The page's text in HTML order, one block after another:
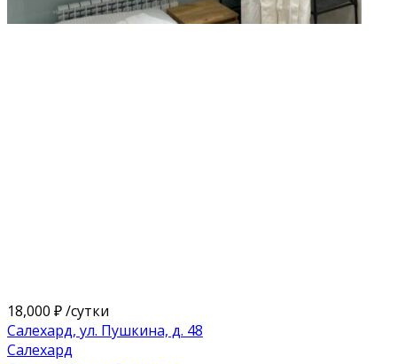
18,000 ₽/сутки
Салехард, ул. Пушкина, д. 48
Салехард